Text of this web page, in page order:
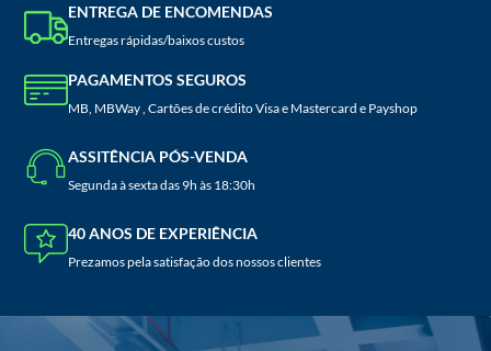
ENTREGA DE ENCOMENDAS
Entregas rápidas/baixos custos
PAGAMENTOS SEGUROS
MB, MBWay , Cartões de crédito Visa e Mastercard e Payshop
ASSITÊNCIA PÓS-VENDA
Segunda à sexta das 9h às 18:30h
40 ANOS DE EXPERIÊNCIA
Prezamos pela satisfação dos nossos clientes